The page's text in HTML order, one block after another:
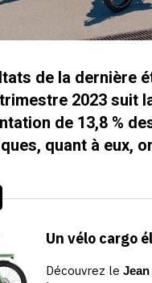
de la dernière
2023 suit
de 13,8 %
quant à eux,